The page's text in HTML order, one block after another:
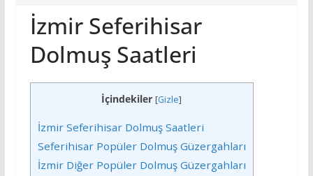
İzmir Seferihisar
Dolmuş Saatleri
İçindekiler [Gizle]
İzmir Seferihisar Dolmuş Saatleri
Seferihisar Popüler Dolmuş Güzergahları
İzmir Diğer Popüler Dolmuş Güzergahları